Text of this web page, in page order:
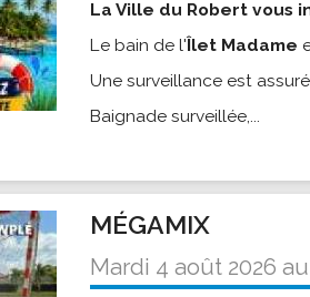
La Ville du Robert vous
Le bain de l'Îlet Madame
Une surveillance est
Baignade surveillée,...
MÉGAMIX
Mardi 4 août 2026 au